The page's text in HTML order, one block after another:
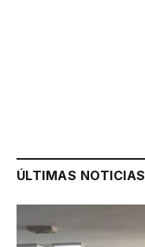
ÚLTIMAS NOTICIAS